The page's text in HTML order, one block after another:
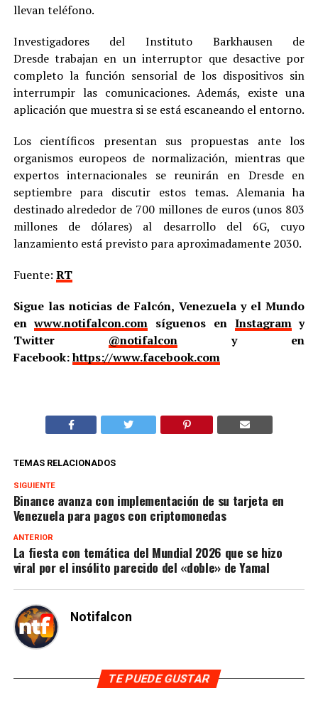
llevan teléfono.
Investigadores del Instituto Barkhausen de
Dresde trabajan en un interruptor que desactive por
completo la función sensorial de los dispositivos sin
interrumpir las comunicaciones. Además, existe una
aplicación que muestra si se está escaneando el entorno.
Los científicos presentan sus propuestas ante los
organismos europeos de normalización, mientras que
expertos internacionales se reunirán en Dresde en
septiembre para discutir estos temas. Alemania ha
destinado alrededor de 700 millones de euros (unos 803
millones de dólares) al desarrollo del 6G, cuyo
lanzamiento está previsto para aproximadamente 2030.
Fuente: RT
Sigue las noticias de Falcón, Venezuela y el Mundo
enwww.notifalcon.com síguenos en Instagramy
Twitter @notifalcony en
Facebook:https://www.facebook.com
TEMAS RELACIONADOS
SIGUIENTE
Binance avanza con implementación de su tarjeta en
Venezuela para pagos con criptomonedas
ANTERIOR
La fiesta con temática del Mundial 2026 que se hizo
viral por el insólito parecido del «doble» de Yamal
Notifalcon
TE PUEDE GUSTAR